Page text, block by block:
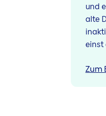
und
alte
einst
Zum